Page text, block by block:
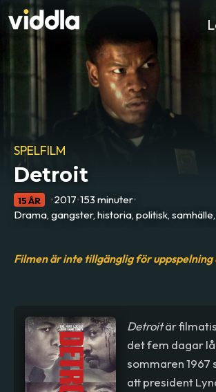
SPELFILM
Detroit
15 ÅR •2017•153 minuter•
Drama, gangster, historia, politisk,
Filmen är inte tillgänglig för
Detroitär
det fem dagar
sommaren 1967
att president